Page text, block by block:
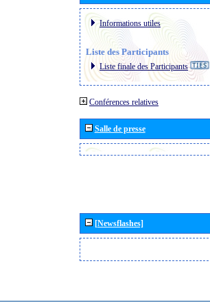
Informations utiles
Liste des Participants
Liste finale des Participants
Conférences relatives
Salle de presse
[Newsflashes]